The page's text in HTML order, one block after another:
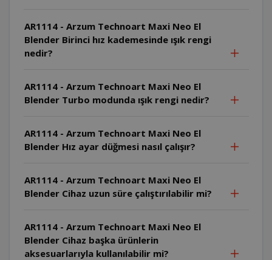
AR1114 - Arzum Technoart Maxi Neo El
Blender Birinci hız kademesinde ışık rengi
nedir?
AR1114 - Arzum Technoart Maxi Neo El
Blender Turbo modunda ışık rengi nedir?
AR1114 - Arzum Technoart Maxi Neo El
Blender Hız ayar düğmesi nasıl çalışır?
AR1114 - Arzum Technoart Maxi Neo El
Blender Cihaz uzun süre çalıştırılabilir mi?
AR1114 - Arzum Technoart Maxi Neo El
Blender Cihaz başka ürünlerin
aksesuarlarıyla kullanılabilir mi?